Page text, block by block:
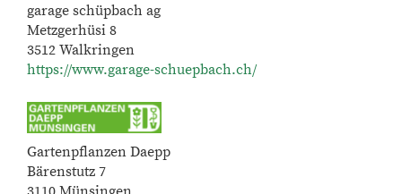
garage schüpbach ag
Metzgerhüsi 8
3512 Walkringen
https://www.garage-schuepbach.ch/
Gartenpflanzen Daepp
Bärenstutz 7